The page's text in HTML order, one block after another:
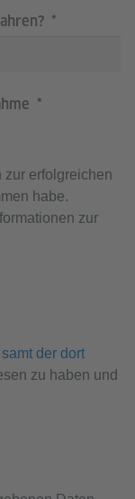
zur erfolgreichen
habe.
zur
der dort
zu haben und